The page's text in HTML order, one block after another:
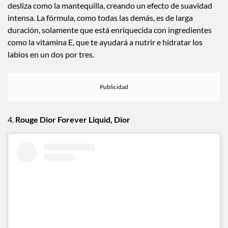
desliza como la mantequilla, creando un efecto de suavidad
intensa. La fórmula, como todas las demás, es de larga
duración, solamente que está enriquecida con ingredientes
como la vitamina E, que te ayudará a nutrir e hidratar los
labios en un dos por tres.
4. Rouge Dior Forever Liquid, Dior